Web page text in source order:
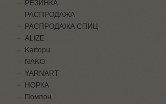
PЕЗИНКА
РАСПРОДАЖА
РАСПРОДАЖА СПИЦ
ALIZE
Kartopu
NAKO
YARNART
НОРКА
Помпон